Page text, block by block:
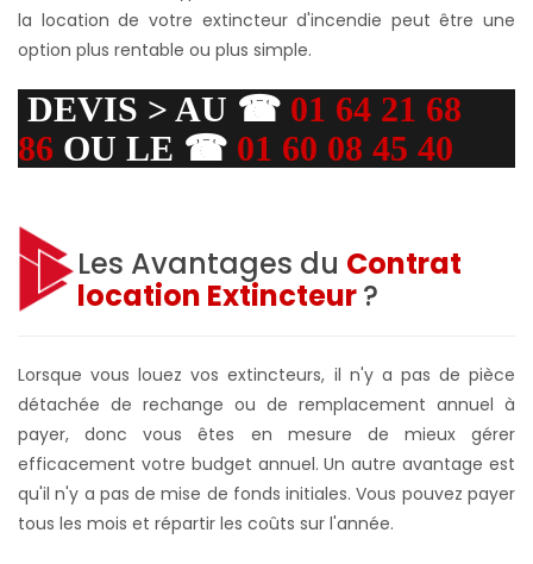
la location de votre extincteur d'incendie peut être une
option plus rentable ou plus simple.
DEVIS > AU ☎ 01 64 21 68
86 OU LE ☎ 01 60 08 45 40
Les Avantages du Contrat
location Extincteur?
Lorsque vous louez vos extincteurs, il n'y a pas de pièce
détachée de rechange ou de remplacement annuel à
payer, donc vous êtes en mesure de mieux gérer
efficacement votre budget annuel. Un autre avantage est
qu'il n'y a pas de mise de fonds initiales. Vous pouvez payer
tous les mois et répartir les coûts sur l'année.